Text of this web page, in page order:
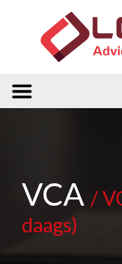
VCA /
daags)